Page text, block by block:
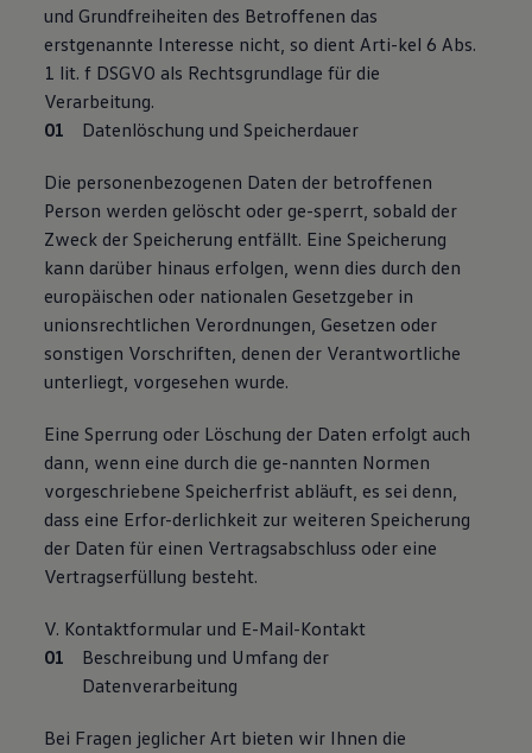
und Grundfreiheiten des Betroffenen das
erstgenannte Interesse nicht, so dient Arti-kel 6 Abs.
1 lit. f DSGVO als Rechtsgrundlage für die
Verarbeitung.
Datenlöschung und Speicherdauer
Die personenbezogenen Daten der betroffenen
Person werden gelöscht oder ge-sperrt, sobald der
Zweck der Speicherung entfällt. Eine Speicherung
kann darüber hinaus erfolgen, wenn dies durch den
europäischen oder nationalen Gesetzgeber in
unionsrechtlichen Verordnungen, Gesetzen oder
sonstigen Vorschriften, denen der Verantwortliche
unterliegt, vorgesehen wurde.
Eine Sperrung oder Löschung der Daten erfolgt auch
dann, wenn eine durch die ge-nannten Normen
vorgeschriebene Speicherfrist abläuft, es sei denn,
dass eine Erfor-derlichkeit zur weiteren Speicherung
der Daten für einen Vertragsabschluss oder eine
Vertragserfüllung besteht.
V. Kontaktformular und E-Mail-Kontakt
Beschreibung und Umfang der
Datenverarbeitung
Bei Fragen jeglicher Art bieten wir Ihnen die